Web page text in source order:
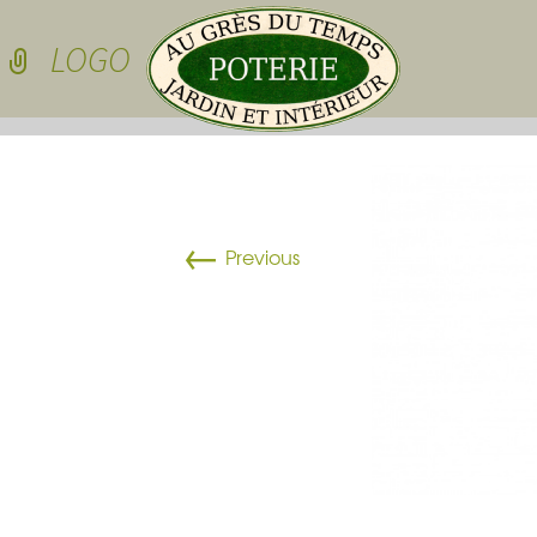
Pots à
Pots pour
LOGO
← Previous